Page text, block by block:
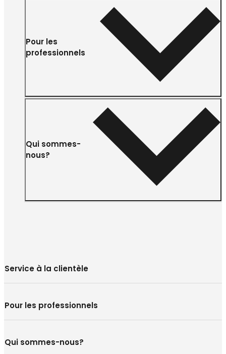
Pour les
professionnels
Qui sommes-
nous?
Service à la clientèle
Pour les professionnels
Qui sommes-nous?